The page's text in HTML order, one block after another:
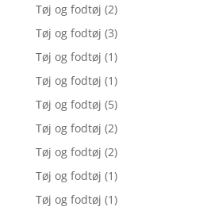
Tøj og fodtøj (2)
Tøj og fodtøj (3)
Tøj og fodtøj (1)
Tøj og fodtøj (1)
Tøj og fodtøj (5)
Tøj og fodtøj (2)
Tøj og fodtøj (2)
Tøj og fodtøj (1)
Tøj og fodtøj (1)